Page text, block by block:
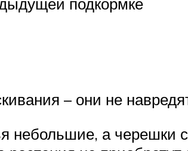
– они не
небольшие, а черешки